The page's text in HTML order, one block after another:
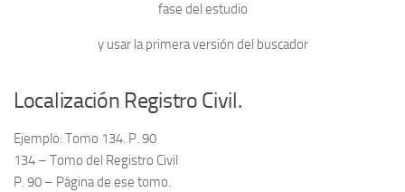
Informe Represión en Toledo 1936-1947 | Buscador
Informe de la fosa de abril de 1939 de Tembleque
Militantes históricos IR
Personajes republicanos
Izquierda Republicana. Agrupaciones y Militantes (1934-1939)
fase del estudio
y usar la primera versión del buscador
Localización Registro Civil.
Ejemplo: Tomo 134. P. 90
134 – Tomo del Registro Civil
P. 90 – Página de ese tomo.